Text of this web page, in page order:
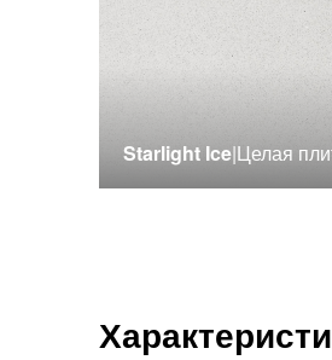
Starlight Ice|Целая